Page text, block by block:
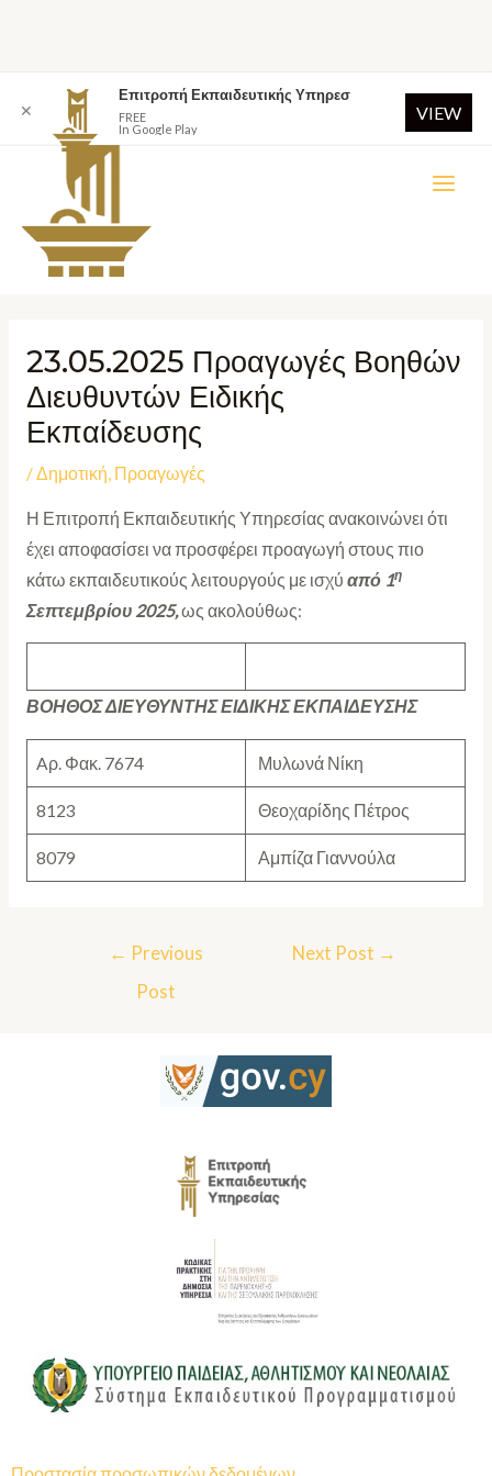
23.05.2025 Προαγωγές Βοηθών
Διευθυντών Ειδικής
Εκπαίδευσης
/Δημοτική, Προαγωγές
Η Επιτροπή Εκπαιδευτικής Υπηρεσίας ανακοινώνει ότι
έχει αποφασίσει να προσφέρει προαγωγή στους πιο
κάτω εκπαιδευτικούς λειτουργούς με ισχύ από 1η
Σεπτεμβρίου 2025,ως ακολούθως:
ΒΟΗΘΟΣ ΔΙΕΥΘΥΝΤΗΣ ΕΙΔΙΚΗΣ ΕΚΠΑΙΔΕΥΣΗΣ
Aρ. Φακ. 7674 Μυλωνά Νίκη
8123 Θεοχαρίδης Πέτρος
8079 Αμπίζα Γιαννούλα
← Previous
Post
Next Post →
✕
Επιτροπή Εκπαιδευτικής Υπηρεσ
FREE
In Google Play
VIEW